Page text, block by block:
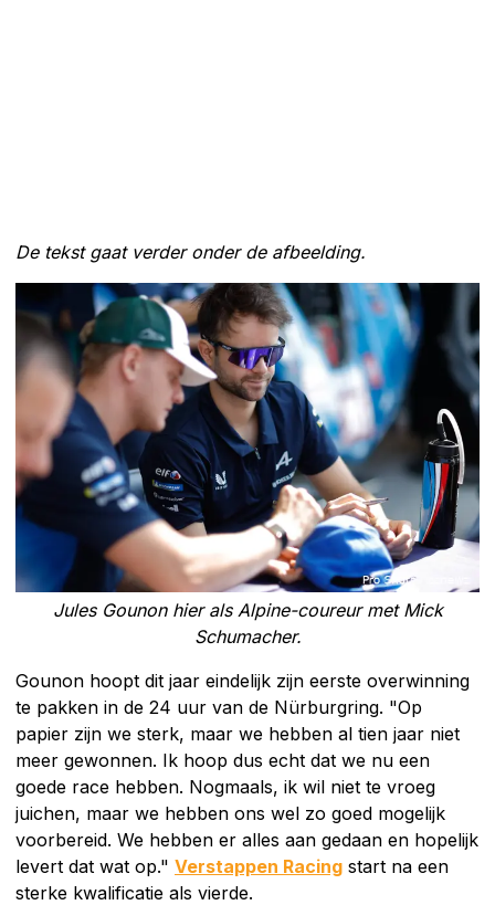
De tekst gaat verder onder de afbeelding.
Jules Gounon hier als Alpine-coureur met Mick
Schumacher.
Gounon hoopt dit jaar eindelijk zijn eerste overwinning
te pakken in de 24 uur van de Nürburgring. "Op
papier zijn we sterk, maar we hebben al tien jaar niet
meer gewonnen. Ik hoop dus echt dat we nu een
goede race hebben. Nogmaals, ik wil niet te vroeg
juichen, maar we hebben ons wel zo goed mogelijk
voorbereid. We hebben er alles aan gedaan en hopelijk
levert dat wat op." Verstappen Racing start na een
sterke kwalificatie als vierde.